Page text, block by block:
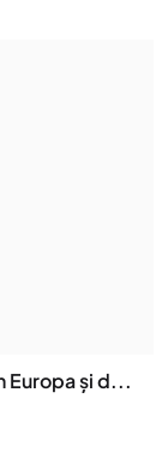
Europa și d...